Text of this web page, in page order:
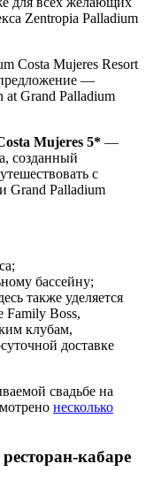
Zentropia Palladium
Costa Mujeres Resort
—
at Grand Palladium
Mujeres 5* —
созданный
с
Grand Palladium
бассейну;
также уделяется
Family Boss,
клубам,
доставке
свадьбе на
несколько
кабаре